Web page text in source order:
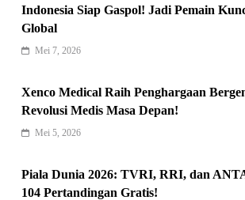
5
Kunci Rantai Pasok
Hukum & Kriminalitas
6 Editorial
Indonesia Siap Gaspol! Jadi Pemain
Global
Mei 7, 2026
Xenco Medical Raih Penghargaan
Revolusi Medis Masa Depan!
Mei 5, 2026
Piala Dunia 2026: TVRI, RRI, dan
104 Pertandingan Gratis!